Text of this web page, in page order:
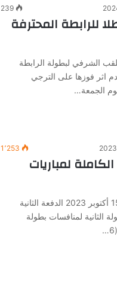
239
للرابطة المحترفة
الشرفي لبطولة الرابطة
اثر فوزها على الترجي
1٬253
الكاملة لمباريات
دارت عشية اليوم الأحد 15 أكتوبر 2023 الدفعة الثانية
الثانية لمنافسات بطولة